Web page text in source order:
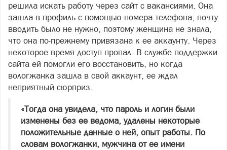
решила искать работу через сайт с вакансиями. Она
зашла в профиль с помощью номера телефона, почту
вводить было не нужно, поэтому женщина не знала,
что она по-прежнему привязана к ее аккаунту. Через
некоторое время доступ пропал. В службе поддержки
сайта ей помогли его восстановить, но когда
вологжанка зашла в свой аккаунт, ее ждал
неприятный сюрприз.
«Тогда она увидела, что пароль и логин были
изменены без ее ведома, удалены некоторые
положительные данные о ней, опыт работы. По
словам вологжанки, мужчина от ее имени